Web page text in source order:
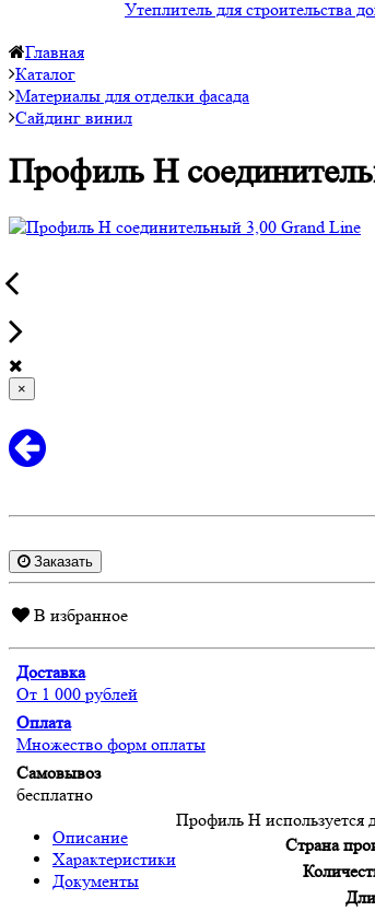
Утеплитель для строительства
Главная
Каталог
Материалы для отделки фасада
Сайдинг винил
Профиль H
×
Заказать
В избранное
Доставка
От 1 000 рублей
Оплата
Множество форм оплаты
Самовывоз
бесплатно
Описание
Характеристики
Документы
Профиль H используется
Страна